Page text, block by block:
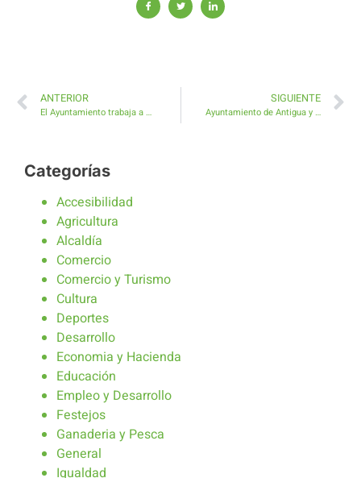
ANTERIOR
El Ayuntamiento trabaja a pleno rendimiento en la ampliación y mejora del Cementerio de Antigua
SIGUIENTE
Ayuntamiento de Antigua y Policía Local cierran un acuerdo en el cumplimiento del servicio
Categorías
Accesibilidad
Agricultura
Alcaldía
Comercio
Comercio y Turismo
Cultura
Deportes
Desarrollo
Economia y Hacienda
Educación
Empleo y Desarrollo
Festejos
Ganaderia y Pesca
General
Igualdad